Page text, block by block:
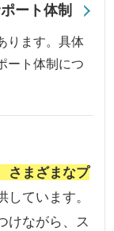
ート体制
ります。具体
ート体制につ
さまざまなプ
ています。
けながら、ス